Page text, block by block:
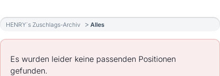
HENRY´s Zuschlags-Archiv Alles
Es wurden leider keine passenden Positionen
gefunden.